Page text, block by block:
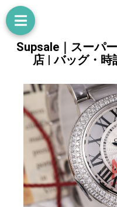
Supsale｜スーパ
店 | バッグ・時